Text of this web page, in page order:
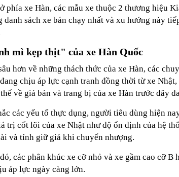
phía xe Hàn, các mẫu xe thuộc 2 thương hiệu
danh sách xe bán chạy nhất và xu hướng này
mì kẹp thịt" của xe Hàn Quốc
hơn về những thách thức của xe Hàn, các
chịu áp lực cạnh tranh đồng thời từ xe
về giá bán và trang bị của xe Hàn trước đây
các yếu tố thực dụng, người tiêu dùng hiện
trị cốt lõi của xe Nhật như độ ổn định của hệ
và tính giữ giá khi chuyển nhượng.
các phân khúc xe cỡ nhỏ và xe gầm cao cỡ B
áp lực ngày càng lớn.